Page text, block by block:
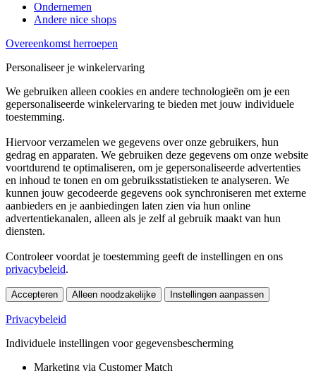
Ondernemen
Andere nice shops
Overeenkomst herroepen
Personaliseer je winkelervaring
We gebruiken alleen cookies en andere technologieën om je een
gepersonaliseerde winkelervaring te bieden met jouw individuele
toestemming.
Hiervoor verzamelen we gegevens over onze gebruikers, hun
gedrag en apparaten. We gebruiken deze gegevens om onze website
voortdurend te optimaliseren, om je gepersonaliseerde advertenties
en inhoud te tonen en om gebruiksstatistieken te analyseren. We
kunnen jouw gecodeerde gegevens ook synchroniseren met externe
aanbieders en je aanbiedingen laten zien via hun online
advertentiekanalen, alleen als je zelf al gebruik maakt van hun
diensten.
Controleer voordat je toestemming geeft de instellingen en ons
privacybeleid.
Accepteren Alleen noodzakelijke Instellingen aanpassen
Privacybeleid
Individuele instellingen voor gegevensbescherming
Marketing via Customer Match